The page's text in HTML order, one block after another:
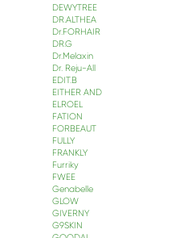
DEWYTREE
DR.ALTHEA
Dr.FORHAIR
DR.G
Dr.Melaxin
Dr. Reju-All
EDIT.B
EITHER AND
ELROEL
FATION
FORBEAUT
FULLY
FRANKLY
Furriky
FWEE
Genabelle
GLOW
GIVERNY
G9SKIN